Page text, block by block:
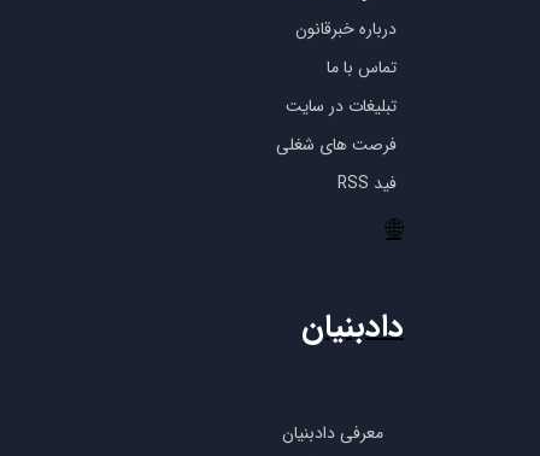
درباره خبرقانون
تماس با ما
تبلیغات در سایت
فرصت های شغلی
فید RSS
🌐
معرفی دادبنیان
دادبنیان